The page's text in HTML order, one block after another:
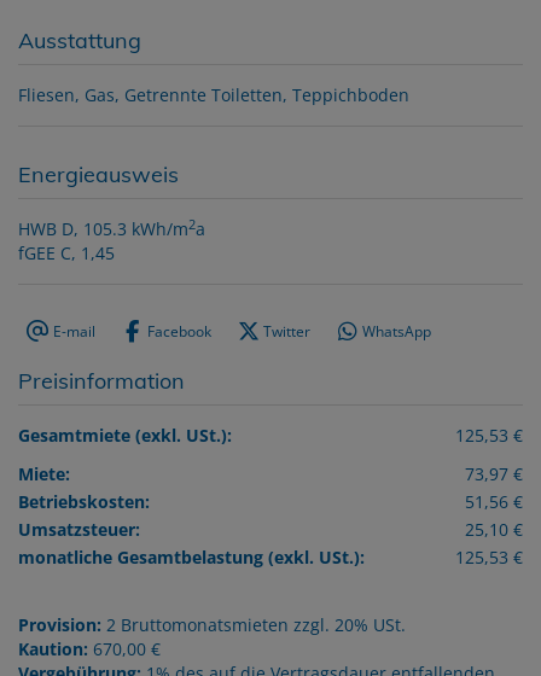
Ausstattung
Fliesen Gas Getrennte Toiletten Teppichboden
Energieausweis
HWB D, 105.3 kWh/m2a
fGEE C, 1,45
E-mail Facebook Twitter WhatsApp
Preisinformation
Gesamtmiete (exkl. USt.):
125,53 €
Miete:
73,97 €
Betriebskosten:
51,56 €
Umsatzsteuer:
25,10 €
monatliche Gesamtbelastung (exkl. USt.):
125,53 €
Provision: 2 Bruttomonatsmieten zzgl. 20% USt.
Kaution: 670,00 €